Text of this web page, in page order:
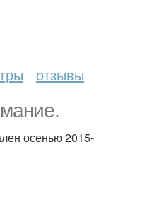
отзывы
осенью 2015-